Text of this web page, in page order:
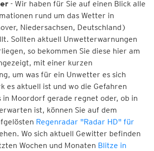
- Wir haben für Sie auf einen Blick alle
rund um das Wetter in
Niedersachsen, Deutschland)
Sollten aktuell Unwetterwarnungen
so bekommen Sie diese hier am
mit einer kurzen
um was für ein Unwetter es sich
es aktuell ist und wo die Gefahren
in Moordorf gerade regnet oder, ob in
ist, können Sie auf dem
Regenradar "Radar HD" für
Wo sich aktuell Gewitter befinden
Wochen und Monaten Blitze in